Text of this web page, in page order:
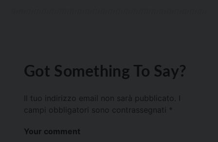
Got Something To Say?
Il tuo indirizzo email non sarà pubblicato.
campi obbligatori sono contrassegnati *
Your comment